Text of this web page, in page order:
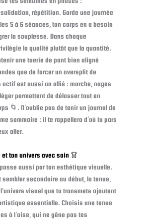
répétition. Garde une journée
5 à 6 séances, ton corps en a besoin
la souplesse. Dans chaque
la qualité plutôt que la quantité.
une tuerie de pont bien aligné
que de forcer un oversplit de
actif est aussi un allié : marche, nages
permettent de délasser tout en
🌀. N’oublie pas de tenir un journal de
sommaire : il te rappellera d’où tu pars
aller.
ton univers avec soin 👗
aussi par ton esthétique visuelle.
sembler secondaire au début, la tenue,
visuel que tu transmets ajoutent
essentielle. Choisis une tenue
à l’aise, qui ne gêne pas tes